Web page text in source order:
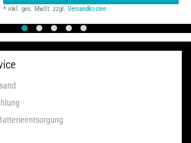
*inkl. ges. MwSt. zzgl.Versandkosten